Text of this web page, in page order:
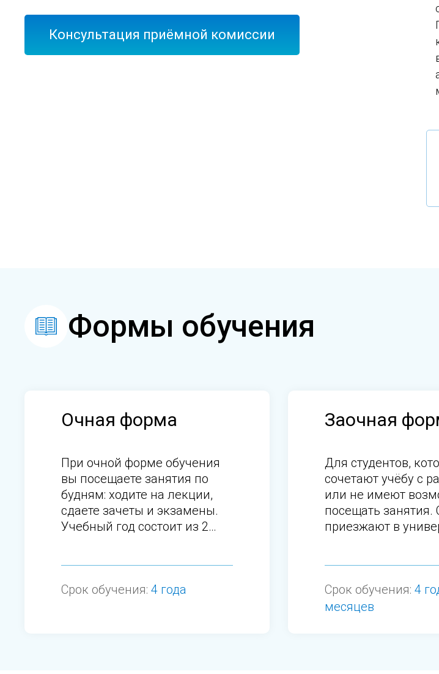
Консультация приёмной комиссии
Формы обучения
Очная форма
При очной форме обучения
вы посещаете занятия по
будням: ходите на лекции,
сдаете зачеты и экзамены.
Учебный год состоит из 2
Срок обучения:4 года
Заочная
Для студентов,
сочетают учёбу с
или не имеют
посещать занятия.
приезжают в
Срок обучения:4
месяцев